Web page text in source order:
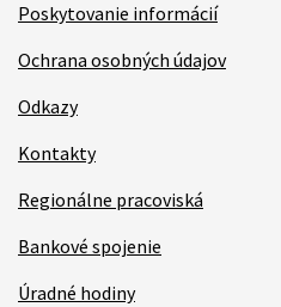
Poskytovanie informácií
Ochrana osobných údajov
Odkazy
Kontakty
Regionálne pracoviská
Bankové spojenie
Úradné hodiny